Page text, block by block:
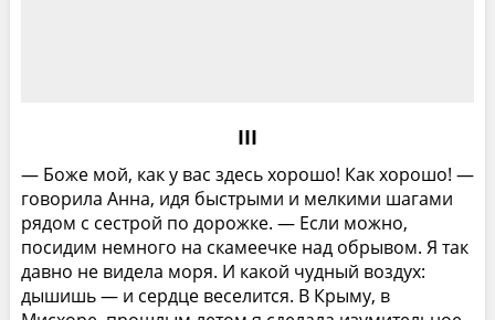
III
— Боже мой, как у вас здесь хорошо! Как хорошо! —
говорила Анна, идя быстрыми и мелкими шагами
рядом с сестрой по дорожке. — Если можно,
посидим немного на скамеечке над обрывом. Я так
давно не видела моря. И какой чудный воздух:
дышишь — и сердце веселится. В Крыму, в